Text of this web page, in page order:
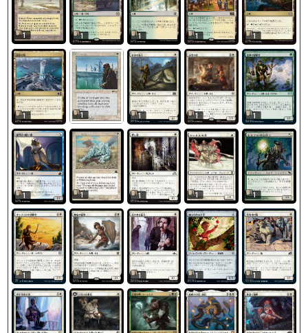
1 1 1 1 1
1 1 1 1 1
1 1 1 1 1
1 1 1 1 1